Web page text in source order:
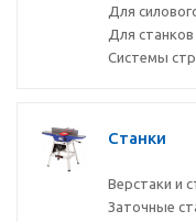
Для
Для станков
Системы
Станки
Верстаки и
Заточные